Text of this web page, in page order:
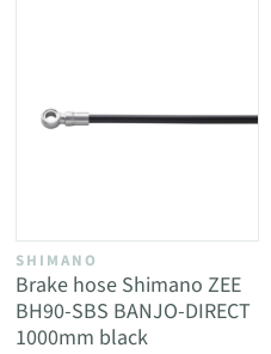
SHIMANO
Brake hose Shimano ZEE
BH90-SBS BANJO-DIRECT
1000mm black